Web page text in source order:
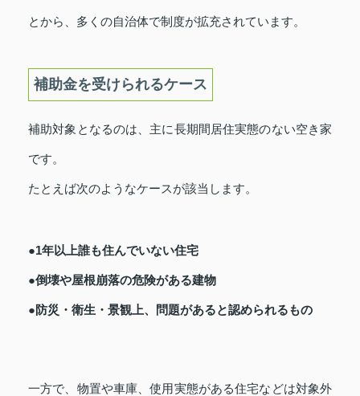
とから、多くの自治体で制度が拡充されています。
補助金を受けられるケース
補助対象となるのは、主に長期間居住実態のない空き家
です。
たとえば次のようなケースが該当します。
●1年以上誰も住んでいない住宅
●倒壊や屋根崩落の危険がある建物
●防災・衛生・景観上、問題があると認められるもの
一方で、物置や車庫、使用実態がある住宅などは対象外